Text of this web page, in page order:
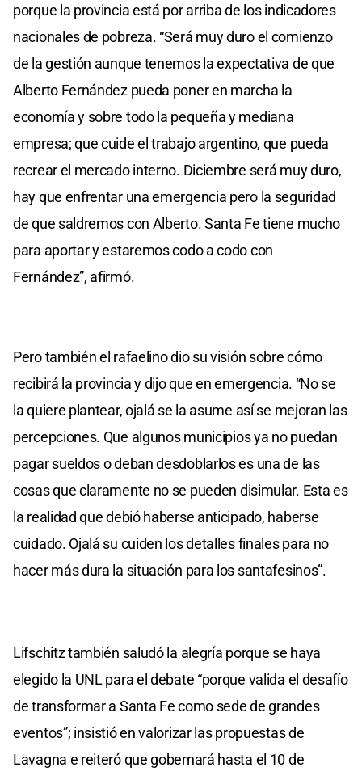
porque la provincia está por arriba de los indicadores
nacionales de pobreza. “Será muy duro el comienzo
de la gestión aunque tenemos la expectativa de que
Alberto Fernández pueda poner en marcha la
economía y sobre todo la pequeña y mediana
empresa; que cuide el trabajo argentino, que pueda
recrear el mercado interno. Diciembre será muy duro,
hay que enfrentar una emergencia pero la seguridad
de que saldremos con Alberto. Santa Fe tiene mucho
para aportar y estaremos codo a codo con
Fernández”, afirmó.
Pero también el rafaelino dio su visión sobre cómo
recibirá la provincia y dijo que en emergencia. “No se
la quiere plantear, ojalá se la asume así se mejoran las
percepciones. Que algunos municipios ya no puedan
pagar sueldos o deban desdoblarlos es una de las
cosas que claramente no se pueden disimular. Esta es
la realidad que debió haberse anticipado, haberse
cuidado. Ojalá su cuiden los detalles finales para no
hacer más dura la situación para los santafesinos”.
Lifschitz también saludó la alegría porque se haya
elegido la UNL para el debate “porque valida el desafío
de transformar a Santa Fe como sede de grandes
eventos”; insistió en valorizar las propuestas de
Lavagna e reiteró que gobernará hasta el 10 de